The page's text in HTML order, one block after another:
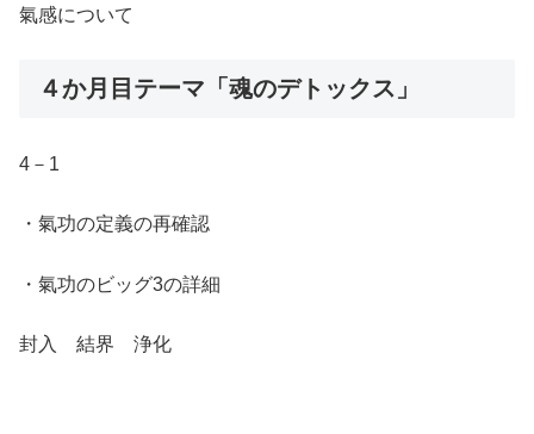
氣感について
４か月目テーマ「魂のデトックス」
4－1
・氣功の定義の再確認
・氣功のビッグ3の詳細
封入 結界 浄化